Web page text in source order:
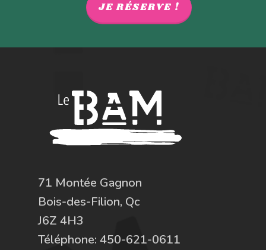
JE RÉSERVE !
71 Montée Gagnon
Bois-des-Filion, Qc
J6Z 4H3
Téléphone: 450-621-0611